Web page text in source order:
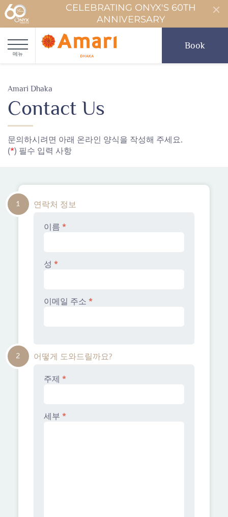
CELEBRATING ONYX'S 60TH
ANNIVERSARY
메뉴
Book
Amari Dhaka
Contact Us
문의하시려면 아래 온라인 양식을 작성해 주세요.
(*) 필수 입력 사항
1 연락처 정보
이름 *
성 *
이메일 주소 *
2 어떻게 도와드릴까요?
주제 *
세부 *